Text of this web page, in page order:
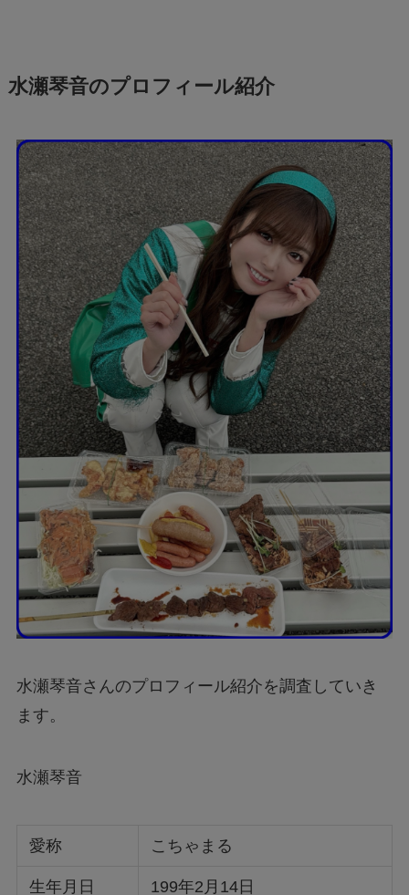
水瀬琴音のプロフィール紹介
水瀬琴音さんのプロフィール紹介を調査していき
ます。
水瀬琴音
愛称 こちゃまる
生年月日 199年2月14日